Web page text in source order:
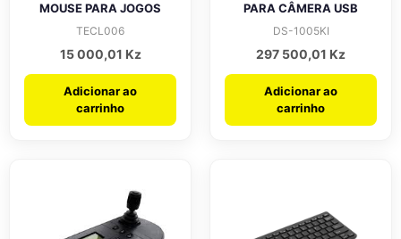
MOUSE PARA JOGOS
TECL006
15 000,01 Kz
Adicionar ao
carrinho
PARA CÂMERA USB
DS-1005KI
297 500,01 Kz
Adicionar ao
carrinho